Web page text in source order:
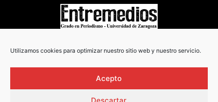
Utilizamos cookies para optimizar nuestro sitio web y nuestro servicio.
Acepto
Descartar